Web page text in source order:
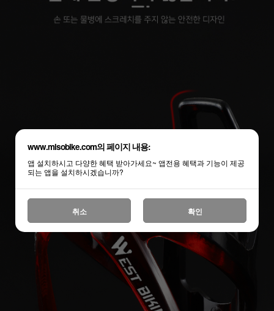
www.misobike.com의 페이지 내용:
앱 설치하시고 다양한 혜택 받아가세요~ 앱전용 혜택과 기능이 제공
되는 앱을 설치하시겠습니까?
취소 확인